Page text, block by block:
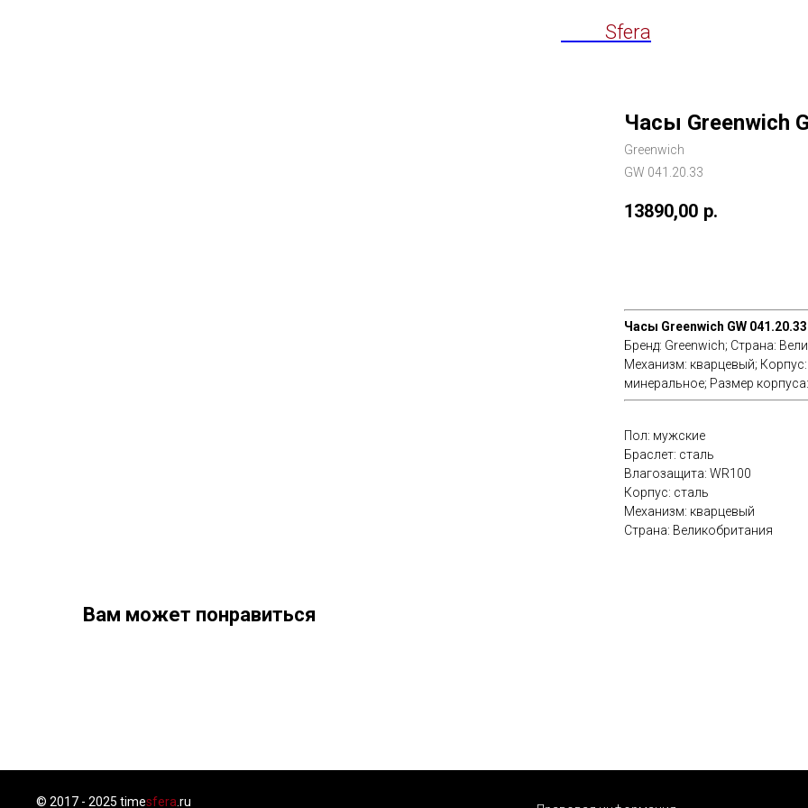
TimeSfera
Часы Greenwich
Greenwich
GW 041.20.33
13890,00 р.
Часы Greenwich GW 041.20.33
Бренд: Greenwich; Страна:
Механизм: кварцевый; Корпус:
минеральное; Размер корпуса:
Пол: мужские
Браслет: сталь
Влагозащита: WR100
Корпус: сталь
Механизм: кварцевый
Страна: Великобритания
Вам может понравиться
© 2017 - 2025 timesfera.ru